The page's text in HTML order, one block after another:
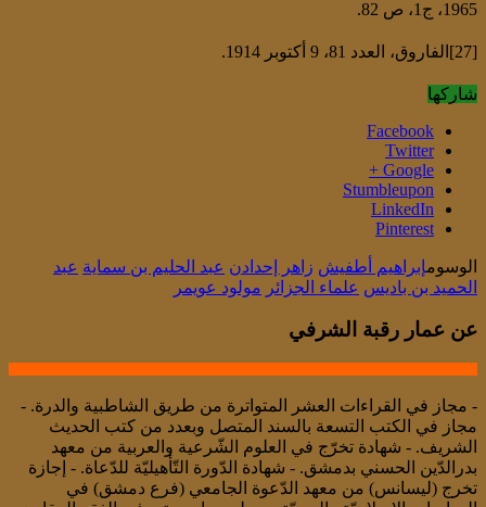
1965، ج1، ص 82.
[27]الفاروق، العدد 81، 9 أكتوبر 1914.
شاركها
Facebook
Twitter
Google +
Stumbleupon
LinkedIn
Pinterest
الوسومإبراهيم أطفيش زاهر إحدادن عبد الحليم بن سماية عبد
الحميد بن باديس علماء الجزائر مولود عويمر
عن عمار رقبة الشرفي
- مجاز في القراءات العشر المتواترة من طريق الشاطبية والدرة. -
مجاز في الكتب التسعة بالسند المتصل وبعدد من كتب الحديث
الشريف. - شهادة تخرّج في العلوم الشّرعية والعربية من معهد
بدرالدّين الحسني بدمشق. - شهادة الدّورة التّأهيليّة للدّعاة. - إجازة
تخرج (ليسانس) من معهد الدّعوة الجامعي (فرع دمشق) في